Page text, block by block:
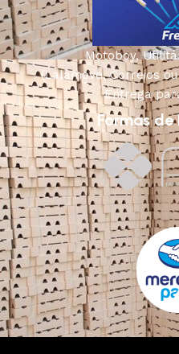
Motoboy,
(Lalamove, Correios
Entrega
Formas